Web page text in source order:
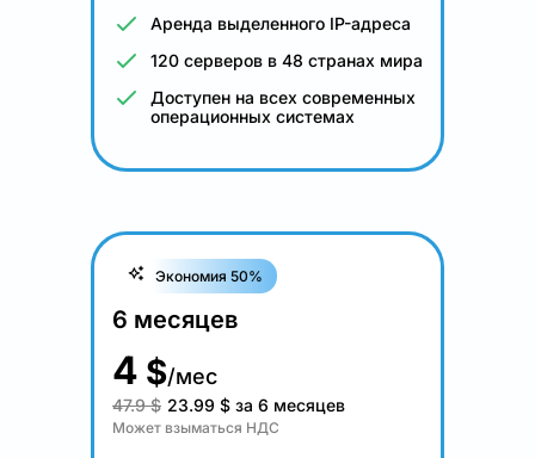
Аренда выделенного IP-адреса
120 серверов в 48 странах мира
Доступен на всех современных
операционных системах
Экономия 50%
6 месяцев
4 $/мес
47.9 $ 23.99 $ за 6 месяцев
Может взыматься НДС